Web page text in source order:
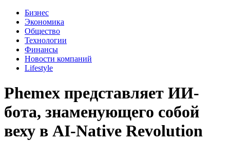
Бизнес
Экономика
Общество
Технологии
Финансы
Новости компаний
Lifestyle
Phemex представляет ИИ-
бота, знаменующего собой
веху в AI-Native Revolution